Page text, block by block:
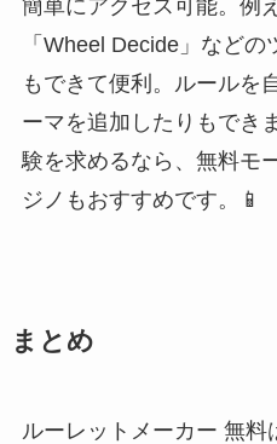
簡単にアクセス可能。例
「Wheel Decide」など
もできて便利。ルールを
ーマを追加したりもでき
験を求めるなら、無料モ
ジノもおすすめです。📱
まとめ
ルーレットメーカー 無